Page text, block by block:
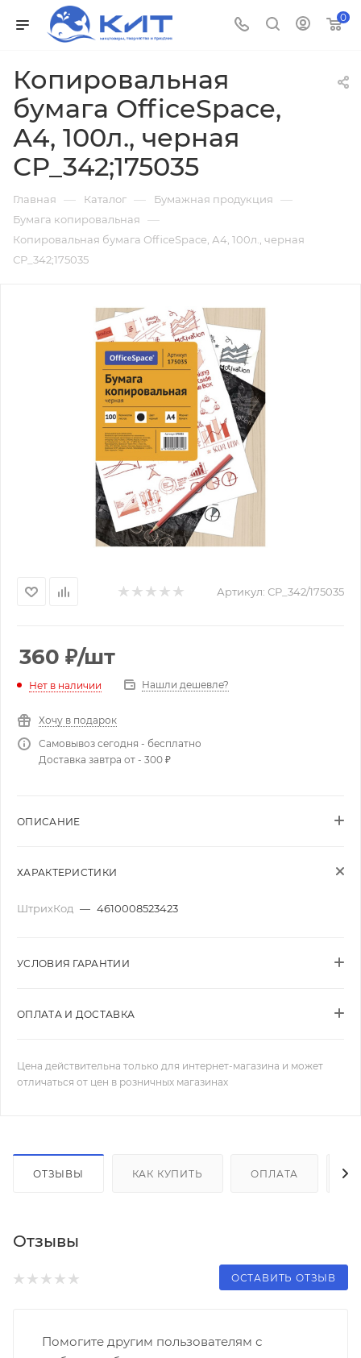
0
Копировальная
бумага OfficeSpace,
А4, 100л., черная
СР_342;175035
Главная — Каталог — Бумажная продукция —
Бумага копировальная —
Копировальная бумага OfficeSpace, А4, 100л., черная
СР_342;175035
Артикул: СР_342/175035
360 ₽/шт
Нет в наличии Нашли дешевле?
Хочу в подарок
Самовывоз сегодня - бесплатно
Доставка завтра от - 300 ₽
ОПИСАНИЕ
ХАРАКТЕРИСТИКИ
ШтрихКод — 4610008523423
УСЛОВИЯ ГАРАНТИИ
ОПЛАТА И ДОСТАВКА
Цена действительна только для интернет-магазина и может
отличаться от цен в розничных магазинах
ОТЗЫВЫ КАК КУПИТЬ ОПЛАТА
Отзывы
ОСТАВИТЬ ОТЗЫВ
Помогите другим пользователям с